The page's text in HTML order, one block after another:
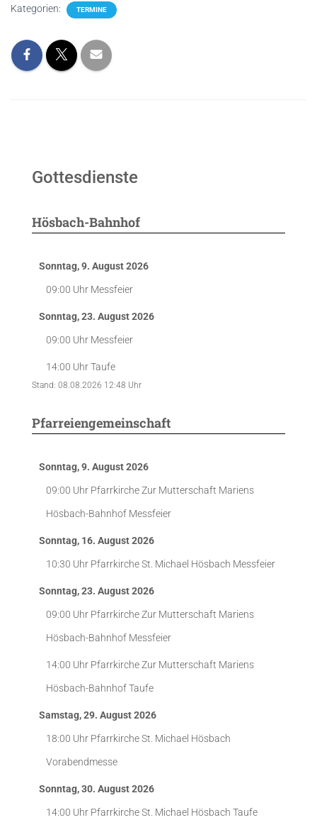
Kategorien: TERMINE
Gottesdienste
Hösbach-Bahnhof
Sonntag, 9. August 2026
09:00 Uhr Messfeier
Sonntag, 23. August 2026
09:00 Uhr Messfeier
14:00 UhrTaufe
Stand: 08.08.2026 12:48 Uhr
Pfarreiengemeinschaft
Sonntag, 9. August 2026
09:00 Uhr Pfarrkirche Zur Mutterschaft Mariens
Hösbach-Bahnhof Messfeier
Sonntag, 16. August 2026
10:30 Uhr Pfarrkirche St. Michael Hösbach Messfeier
Sonntag, 23. August 2026
09:00 Uhr Pfarrkirche Zur Mutterschaft Mariens
Hösbach-Bahnhof Messfeier
14:00 Uhr Pfarrkirche Zur Mutterschaft Mariens
Hösbach-BahnhofTaufe
Samstag, 29. August 2026
18:00 Uhr Pfarrkirche St. Michael Hösbach
Vorabendmesse
Sonntag, 30. August 2026
14:00 Uhr Pfarrkirche St. Michael Hösbach Taufe